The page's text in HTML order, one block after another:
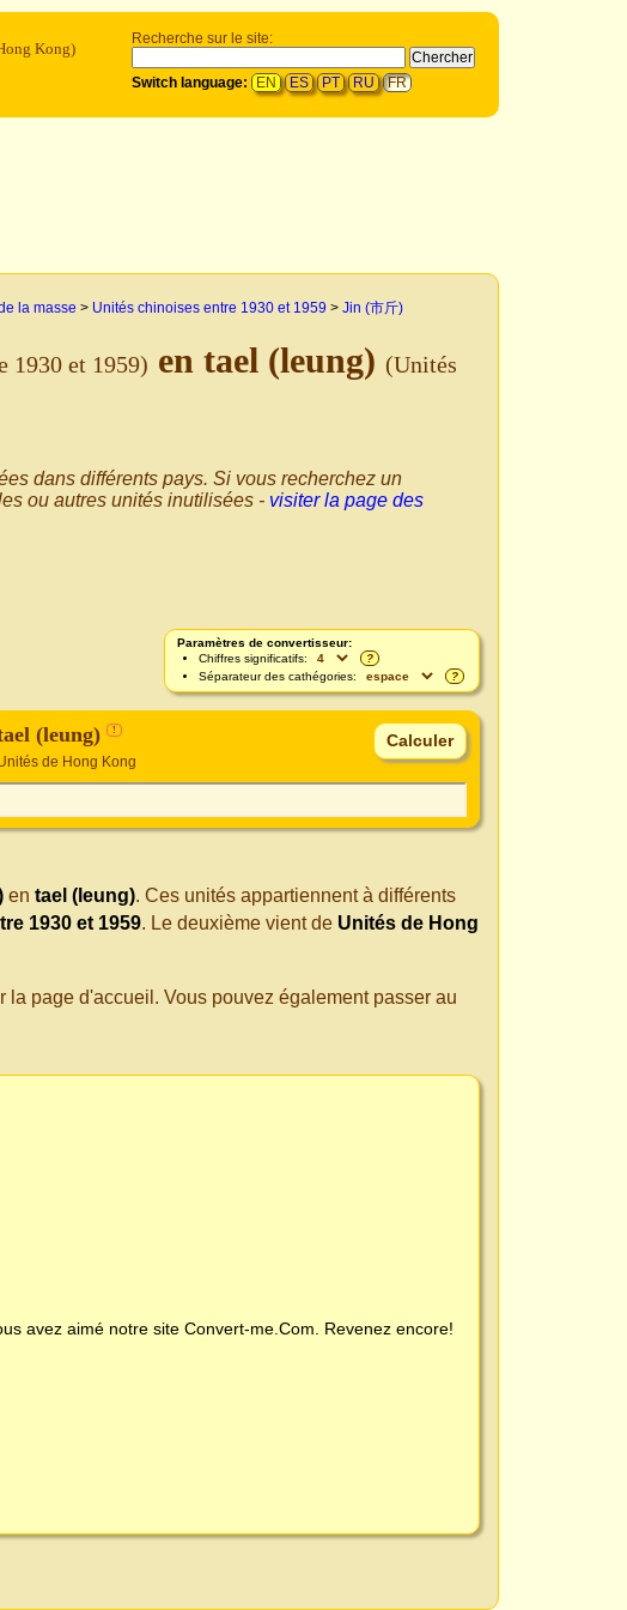
Recherche sur le site:
Switch language: EN ES PT RU FR
Kong)
la masse > Unités chinoises entre 1930 et 1959 > Jin (市斤)
1930 et 1959) en tael (leung) (Unités
dans différents pays. Si vous recherchez un
ou autres unités inutilisées - visiter la page des
Paramètres de convertisseur:
Chiffres significatifs:
?
Séparateur des cathégories:
?
(leung) !
de Hong Kong
en tael (leung). Ces unités appartiennent à différents
1930 et 1959. Le deuxième vient de Unités de Hong
page d'accueil. Vous pouvez également passer au
avez aimé notre site Convert-me.Com . Revenez encore!